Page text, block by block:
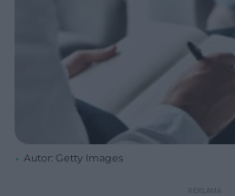
Autor: Getty Images